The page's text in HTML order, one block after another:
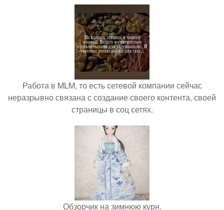
Работа в MLM, то есть сетевой компании сейчас
неразрывно связана с создание своего контента, своей
страницы в соц сетях.
Обзорчик на зимнюю курн.